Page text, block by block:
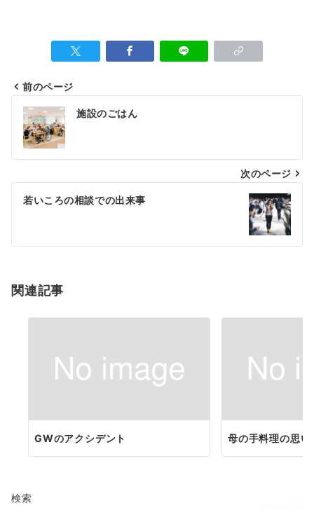
前のページ
施設のごはん
次のページ
若いころの相談での出来事
関連記事
GWのアクシデント 母の手料理の思
検索